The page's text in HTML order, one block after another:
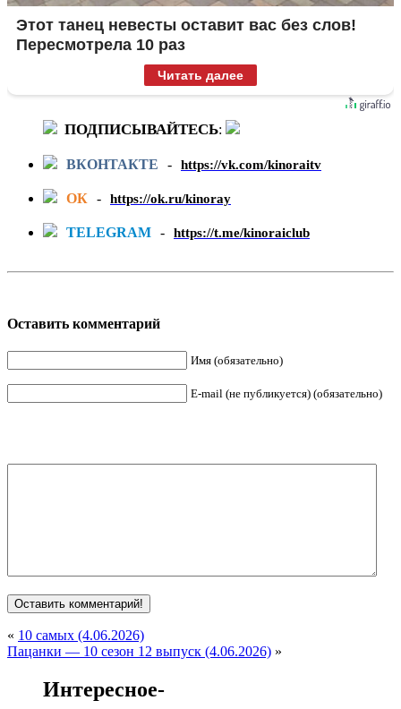
Этот танец невесты оставит вас без слов!
Пересмотрела 10 раз
Читать далее
ПОДПИСЫВАЙТЕСЬ:
ВКОНТАКТЕ - https://vk.com/kinoraitv
ОК - https://ok.ru/kinoray
TELEGRAM - https://t.me/kinoraiclub
Оставить комментарий
Имя (обязательно)
E-mail (не публикуется) (обязательно)
« 10 самых (4.06.2026)
Пацанки — 10 сезон 12 выпуск (4.06.2026) »
Интересное-